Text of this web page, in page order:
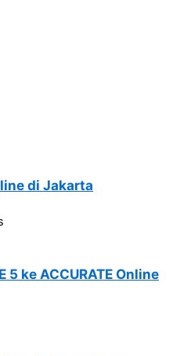
di Jakarta
5 ke ACCURATE Online